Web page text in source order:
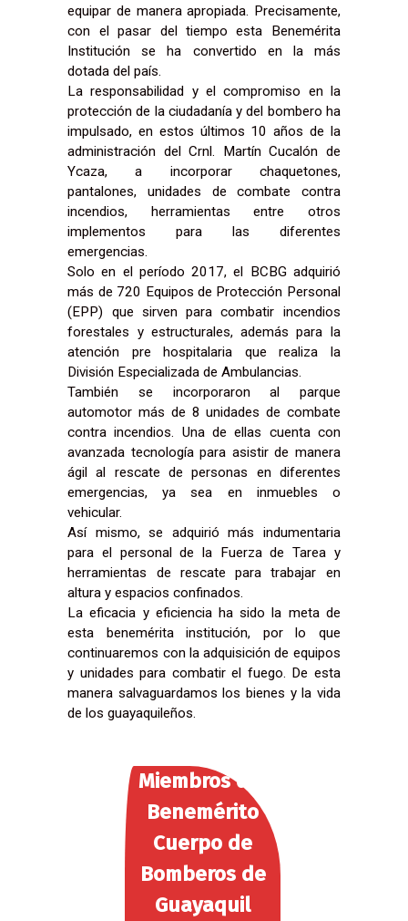
equipar de manera apropiada. Precisamente,
con el pasar del tiempo esta Benemérita
Institución se ha convertido en la más
dotada del país.
La responsabilidad y el compromiso en la
protección de la ciudadanía y del bombero ha
impulsado, en estos últimos 10 años de la
administración del Crnl. Martín Cucalón de
Ycaza, a incorporar chaquetones,
pantalones, unidades de combate contra
incendios, herramientas entre otros
implementos para las diferentes
emergencias.
Solo en el período 2017, el BCBG adquirió
más de 720 Equipos de Protección Personal
(EPP) que sirven para combatir incendios
forestales y estructurales, además para la
atención pre hospitalaria que realiza la
División Especializada de Ambulancias.
También se incorporaron al parque
automotor más de 8 unidades de combate
contra incendios. Una de ellas cuenta con
avanzada tecnología para asistir de manera
ágil al rescate de personas en diferentes
emergencias, ya sea en inmuebles o
vehicular.
Así mismo, se adquirió más indumentaria
para el personal de la Fuerza de Tarea y
herramientas de rescate para trabajar en
altura y espacios confinados.
La eficacia y eficiencia ha sido la meta de
esta benemérita institución, por lo que
continuaremos con la adquisición de equipos
y unidades para combatir el fuego. De esta
manera salvaguardamos los bienes y la vida
de los guayaquileños.
Miembros del
Benemérito
Cuerpo de
Bomberos de
Guayaquil